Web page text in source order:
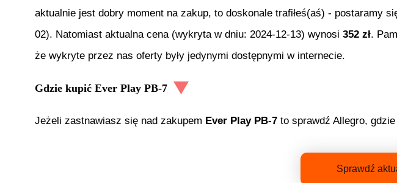
aktualnie jest dobry moment na zakup, to doskonale trafiłeś(aś) - postaramy
02). Natomiast aktualna cena (wykryta w dniu: 2024-12-13) wynosi 352 zł.
że wykryte przez nas oferty były jedynymi dostępnymi w internecie.
Gdzie kupić Ever Play PB-7
Jeżeli zastnawiasz się nad zakupem Ever Play PB-7 to sprawdź Allegro,
Sprawdź